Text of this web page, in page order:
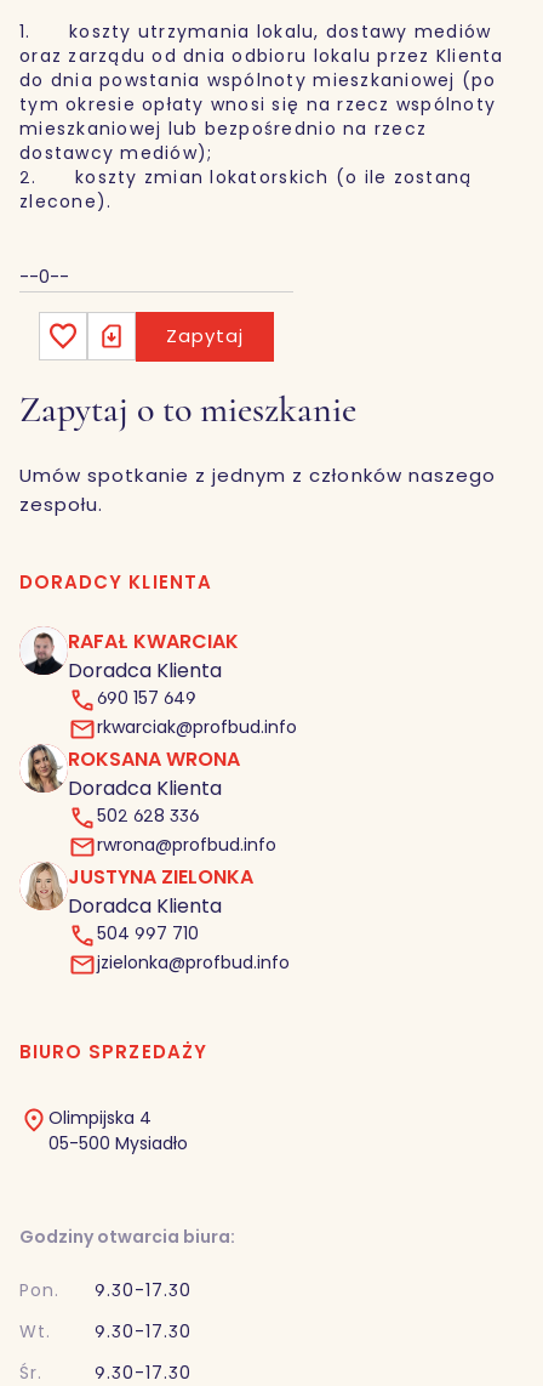
1. koszty utrzymania lokalu, dostawy mediów
oraz zarządu od dnia odbioru lokalu przez Klienta
do dnia powstania wspólnoty mieszkaniowej (po
tym okresie opłaty wnosi się na rzecz wspólnoty
mieszkaniowej lub bezpośrednio na rzecz
dostawcy mediów);
2. koszty zmian lokatorskich (o ile zostaną
zlecone).
--0--
Zapytaj
Zapytaj o to mieszkanie
Umów spotkanie z jednym z członków naszego
zespołu.
DORADCY KLIENTA
RK
RAFAŁ KWARCIAK
Doradca Klienta
690 157 649
rkwarciak@profbud.info
RW ROKSANA WRONA
Doradca Klienta
502 628 336
rwrona@profbud.info
JZ
JUSTYNA ZIELONKA
Doradca Klienta
504 997 710
jzielonka@profbud.info
BIURO SPRZEDAŻY
Olimpijska 4
05-500 Mysiadło
Godziny otwarcia biura:
Pon.
9.30-17.30
Wt.
9.30-17.30
Śr.
9.30-17.30